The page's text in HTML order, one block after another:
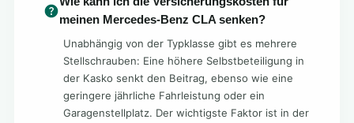
meinen Mercedes-Benz CLA senken?
Unabhängig von der Typklasse gibt es mehrere
Stellschrauben: Eine höhere Selbstbeteiligung in
der Kasko senkt den Beitrag, ebenso wie eine
geringere jährliche Fahrleistung oder ein
Garagenstellplatz. Der wichtigste Faktor ist in der